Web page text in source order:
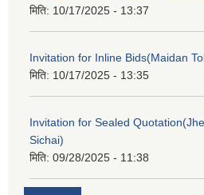
मिति: 10/17/2025 - 13:37
Invitation for Inline Bids(Maidan
मिति: 10/17/2025 - 13:35
Invitation for Sealed
Sichai)
मिति: 09/28/2025 - 11:38